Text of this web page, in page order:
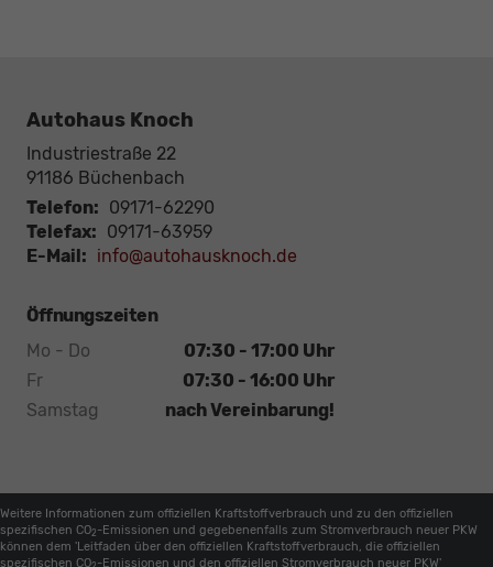
Autohaus Knoch
Industriestraße 22
91186 Büchenbach
Telefon: 09171-62290
Telefax: 09171-63959
E-Mail: info@autohausknoch.de
Öffnungszeiten
Mo - Do
07:30 - 17:00 Uhr
Fr
07:30 - 16:00 Uhr
Samstag
nach Vereinbarung!
Weitere Informationen zum offiziellen Kraftstoffverbrauch und zu den offiziellen
spezifischen CO2 -Emissionen und gegebenenfalls zum Stromverbrauch neuer PKW
können dem 'Leitfaden über den offiziellen Kraftstoffverbrauch, die offiziellen
spezifischen CO -Emissionen und den offiziellen Stromverbrauch neuer PKW'